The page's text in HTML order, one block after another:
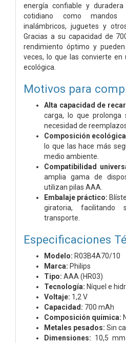
energía confiable y
cotidiano como mandos
inalámbricos, juguetes y
Gracias a su capacidad de
rendimiento óptimo y
veces, lo que las convierte en
ecológica.
Motivos para
Alta capacidad de
carga, lo que
necesidad de
Composición
lo que las hace más
medio ambiente.
Compatibilidad
amplia gama de
utilizan pilas AAA.
Embalaje práctico:
giratoria, facilitando
transporte.
Especificaciones
Modelo: R03B4A70/10
Marca: Philips
Tipo: AAA (HR03)
Tecnología: Níquel e
Voltaje: 1,2 V
Capacidad: 700 mAh
Composición química:
Metales pesados: Sin
Dimensiones: 10,5